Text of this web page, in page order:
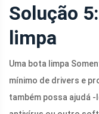
Solução
limpa
Uma bota limpa
mínimo de drivers e
também possa ajudá